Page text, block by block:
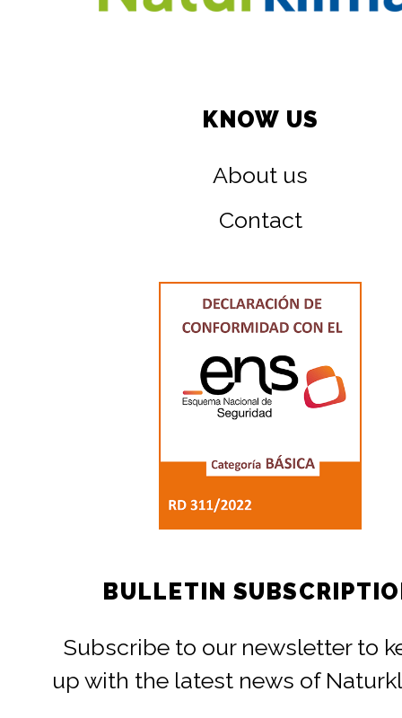
KNOW US
About us
Contact
BULLETIN
Subscribe to our newsletter to
up with the latest news of